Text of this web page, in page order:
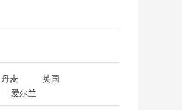
丹麦
英国
爱尔兰